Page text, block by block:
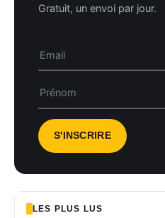
Gratuit, un envoi par jour.
LES PLUS LUS